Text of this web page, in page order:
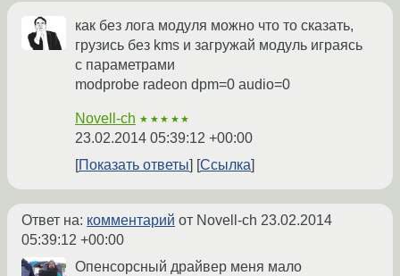
как без лога модуля можно что то сказать,
грузись без kms и загружай модуль играясь
с параметрами
modprobe radeon dpm=0 audio=0
Novell-ch ★★★★★
23.02.2014 05:39:12 +00:00
Показать ответы
Ссылка
Ответ на: комментарий от Novell-ch 23.02.2014
05:39:12 +00:00
Опенсорсный драйвер меня мало